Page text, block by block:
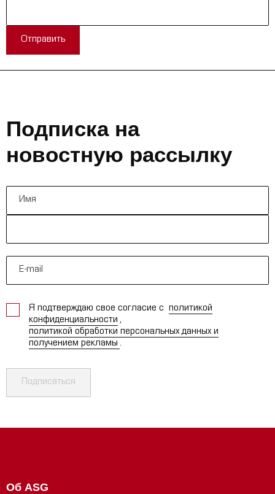
Отправить
Подписка на
новостную рассылку
Я подтверждаю свое согласие с политикой
конфиденциальности ,
политикой обработки персональных данных и
получением рекламы .
Подписаться
Об ASG